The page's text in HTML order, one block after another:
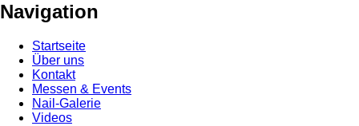
Navigation
Startseite
Über uns
Kontakt
Messen & Events
Nail-Galerie
Videos